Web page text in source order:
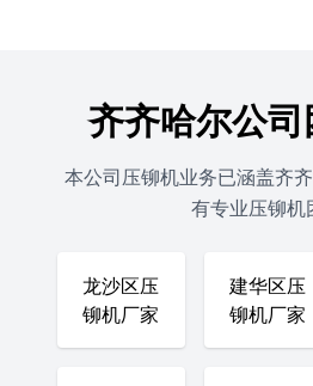
齐齐哈尔公
本公司压铆机业务已涵盖齐
有专业压铆机
龙沙区压
铆机厂家
建华区压
铆机厂家